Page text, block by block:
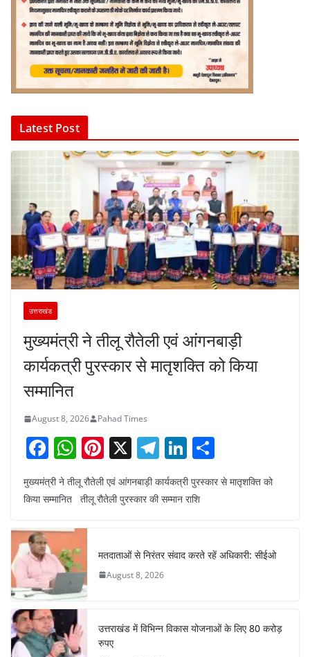
Latest Post
उत्तराखंड
मुख्यमंत्री ने तीलू रौतेली एवं आंगनबाड़ी
कार्यकत्री पुरस्कार से मातृशक्ति को किया
सम्मानित
August 8, 2026 Pahad Times
F
a
c
b
o
o
k
W
h
at
A
p
p
Pi
nt
er
X T
el
e
m
Li
n
k
n
h
ar
मुख्यमंत्री ने तीलू रौतेली एवं आंगनबाड़ी कार्यकत्री पुरस्कार से मातृशक्ति को
किया सम्मानित तीलू रौतेली पुरस्कार की सम्मान राशि
मतदाताओं से निरंतर संवाद करते रहें अधिकारी: सीईओ
August 8, 2026
उत्तराखंड में विभिन्न विकास योजनाओं के लिए 80 करोड़
रुपए